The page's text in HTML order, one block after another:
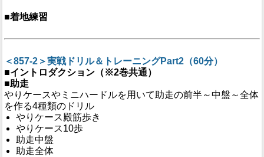
■着地練習
＜857-2＞実戦ドリル＆トレーニングPart2（60分）
■イントロダクション（※2巻共通）
■助走
やりケースやミニハードルを用いて助走の前半～中盤～全体
を作る4種類のドリル
やりケース殿筋歩き
やりケース10歩
助走中盤
助走全体